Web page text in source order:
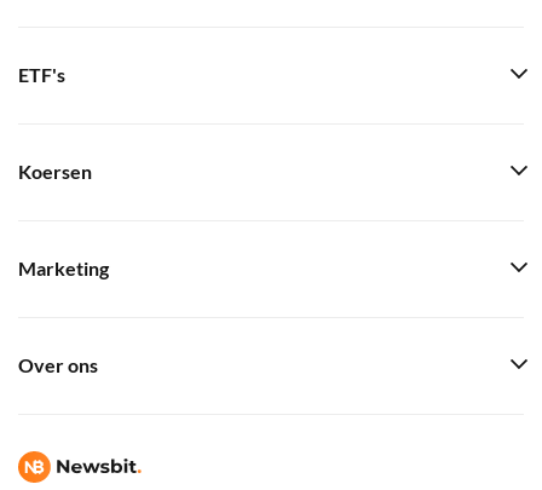
ETF's
Koersen
Marketing
Over ons